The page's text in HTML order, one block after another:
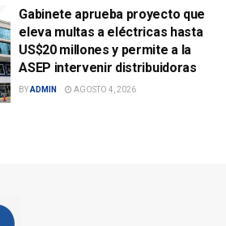
Gabinete aprueba proyecto que
eleva multas a eléctricas hasta
US$20 millones y permite a la
ASEP intervenir distribuidoras
BYADMIN AGOSTO 4, 2026